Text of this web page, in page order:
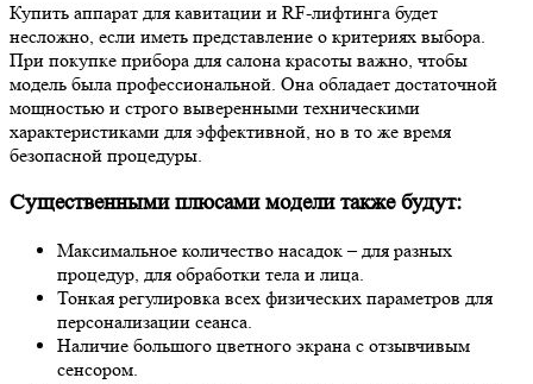
Купить аппарат для кавитации и RF-лифтинга будет
несложно, если иметь представление о критериях выбора.
При покупке прибора для салона красоты важно, чтобы
модель была профессиональной. Она обладает достаточной
мощностью и строго выверенными техническими
характеристиками для эффективной, но в то же время
безопасной процедуры.
Существенными плюсами модели также будут:
Максимальное количество насадок – для разных
процедур, для обработки тела и лица.
Тонкая регулировка всех физических параметров для
персонализации сеанса.
Наличие большого цветного экрана с отзывчивым
сенсором.